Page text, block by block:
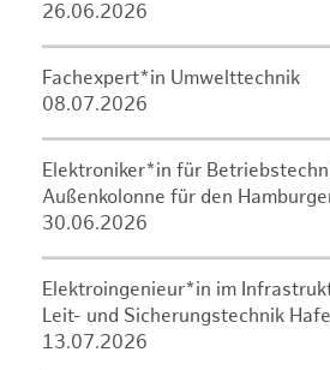
26.06.2026
Fachexpert*in Umwelttechnik
08.07.2026
Elektroniker*in für
Außenkolonne für den
30.06.2026
Elektroingenieur*in im
Leit- und Sicherungstechnik
13.07.2026